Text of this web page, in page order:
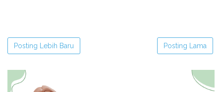
Posting Lebih Baru Posting Lama